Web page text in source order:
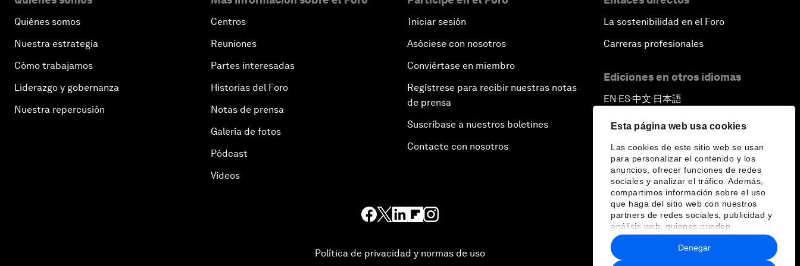
Esta página web usa cookies
Las cookies de este sitio web se usan
para personalizar el contenido y los
anuncios, ofrecer funciones de redes
sociales y analizar el tráfico. Además,
compartimos información sobre el uso
que haga del sitio web con nuestros
partners de redes sociales, publicidad y
análisis web, quienes pueden
combinarla con otra información que les
haya proporcionado o que hayan
recopilado a partir del uso que haya
Denegar
Quiénes somos
Nuestra estrategia
Cómo trabajamos
Liderazgo y gobernanza
Nuestra repercusión
Centros
Reuniones
Partes interesadas
Historias del Foro
Notas de prensa
Galería de fotos
Pódcast
Vídeos
Iniciar sesión
Asóciese con nosotros
Conviértase en miembro
Regístrese para recibir nuestras notas
de prensa
Suscríbase a nuestros boletines
Contacte con nosotros
La sostenibilidad en el Foro
Carreras profesionales
Ediciones en otros idiomas
EN ▪ ES▪中文▪ 日本語
Política de privacidad y normas de uso